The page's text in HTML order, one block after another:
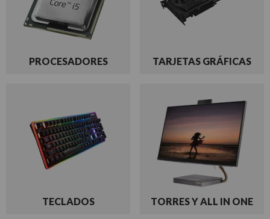
PROCESADORES TARJETAS GRÁFICAS
TECLADOS TORRES Y ALL IN ONE